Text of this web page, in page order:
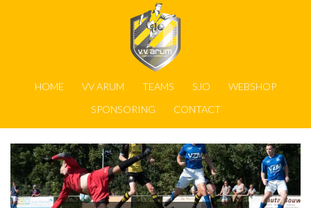
HOME VV ARUM TEAMS SJO
WEBSHOP
SPONSORING
CONTACT